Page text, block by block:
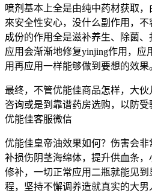
喷剂基本上全是由纯中药材获取
來安全性安心，没什么副作用，
成份的作用全是滋补养生、除菌
应用会渐渐地修复yinjing作用，应
用再应用一样能够做到要想的效果
最终，不管优能佳商品怎样，大
咨询或是到靠谱药房选购，以防
优能佳客服微信
优能佳皇帝油效果如何？伤害会
补损伤阴茎海绵体，提升供血条
修补，一切正常应用二瓶就能见
程，坚持不懈调养造就真实的大